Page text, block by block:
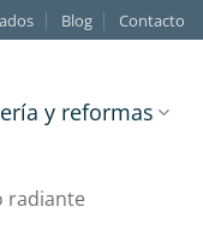
Blog Contacto
y reformas
radiante